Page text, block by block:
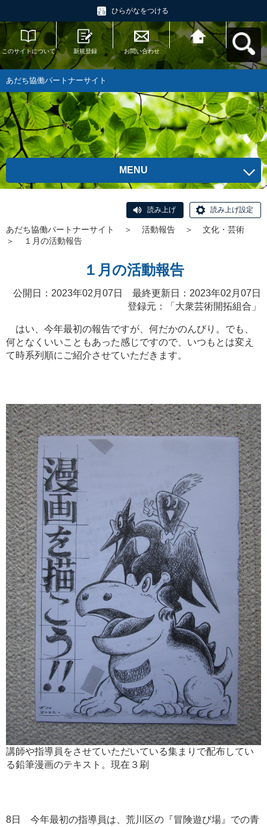
ひらがなをつける
このサイトについて 新規登録 お問い合わせ
あだち協働パートナ
ーサイトへ戻る
あだち協働パートナーサイト
MENU
読み上げ 読み上げ設定
あだち協働パートナーサイト ＞ 活動報告 ＞
文化・芸術
＞
１月の活動報告
１月の活動報告
公開日：2023年02月07日 最終更新日：2023年02月07日
登録元：「 大衆芸術開拓組合 」
はい、今年最初の報告ですが、何だかのんびり。でも、
何となくいいこともあった感じですので、いつもとは変え
て時系列順にご紹介させていただきます。
講師や指導員をさせていただいている集まりで配布してい
る鉛筆漫画のテキスト。現在３刷
8日 今年最初の指導員は、荒川区の『冒険遊び場』での青